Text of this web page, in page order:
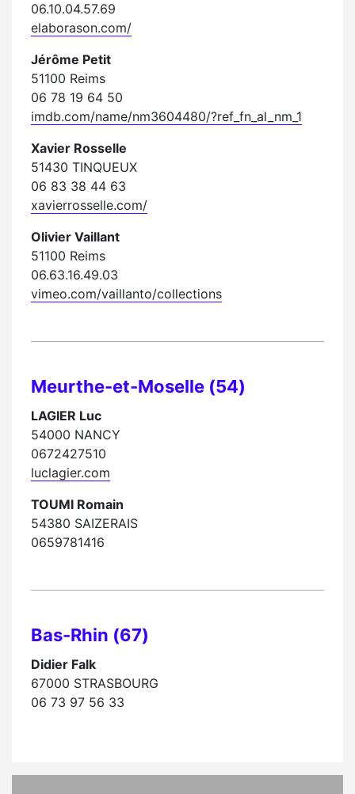
06.10.04.57.69
elaborason.com/
Jérôme Petit
51100 Reims
06 78 19 64 50
imdb.com/name/nm3604480/?ref_fn_al_nm_1
Xavier Rosselle
51430 TINQUEUX
06 83 38 44 63
xavierrosselle.com/
Olivier Vaillant
51100 Reims
06.63.16.49.03
vimeo.com/vaillanto/collections
Meurthe-et-Moselle (54)
LAGIER Luc
54000 NANCY
0672427510
luclagier.com
TOUMI Romain
54380 SAIZERAIS
0659781416
Bas-Rhin (67)
Didier Falk
67000 STRASBOURG
06 73 97 56 33